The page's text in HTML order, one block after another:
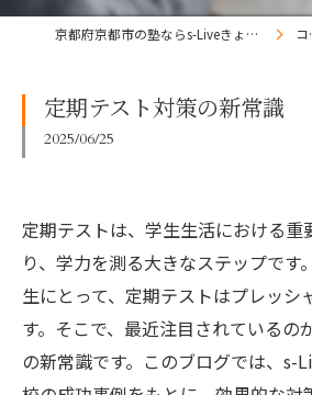
京都府京都市の塾ならs-Liveきょうと梅小路校 コラム
定期テスト対策の新常識
2025/06/25
定期テストは、学生生活における重
り、学力を測る大きなステップです
生にとって、定期テストはプレッシ
す。そこで、最近注目されているの
の新常識です。このブログでは、s-